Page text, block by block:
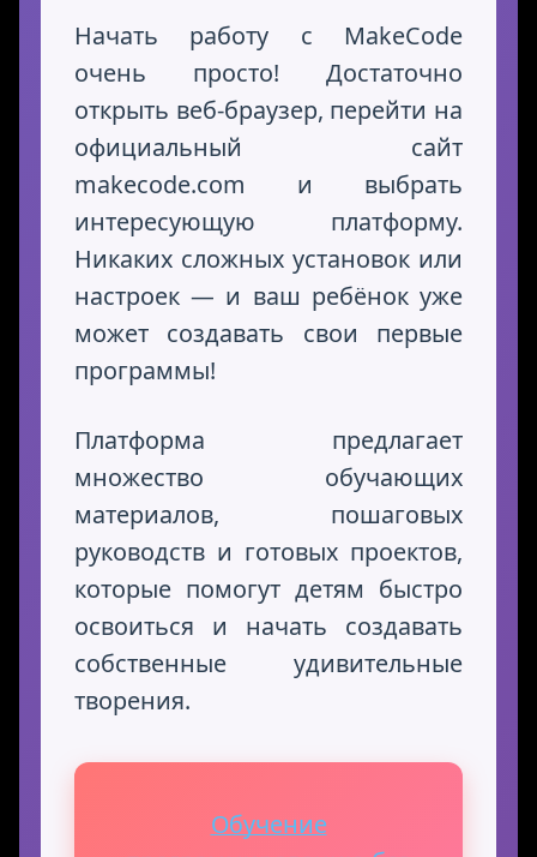
Начать работу с MakeCode
очень просто! Достаточно
открыть веб-браузер, перейти на
официальный сайт
makecode.com и выбрать
интересующую платформу.
Никаких сложных установок или
настроек — и ваш ребёнок уже
может создавать свои первые
программы!
Платформа предлагает
множество обучающих
материалов, пошаговых
руководств и готовых проектов,
которые помогут детям быстро
освоиться и начать создавать
собственные удивительные
творения.
Обучение